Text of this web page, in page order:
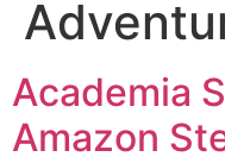
Academia
Amazon